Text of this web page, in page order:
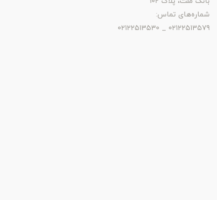
شماره‌های تماس:
۰۲۱۲۲۵۱۳۵۷۹ _ ۰۲۱۲۲۵۱۳۵۳۰